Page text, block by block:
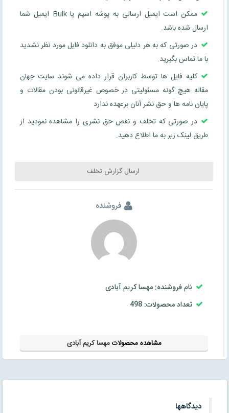
ممکن است ایمیل ارسالی به پوشه اسپم یا Bulk ایمیل شما
ارسال شده باشد.
در صورتی که به هر دلیلی موفق به دانلود فایل مورد نظر نشدید
با ما تماس بگیرید.
کلیه فایل ها توسط کاربران قرار داده می شوند سایت جهان
مقاله هیچ گونه مسئولیتی در خصوص غیرقانونی بودن مقالات و
پایان نامه ها و حق نشر آنان برعهده ندارد
در صورتی که تخلف و نقص حق نشری را مشاهده نمودید از
طریق لینک زیر به ما اطلاع دهید.
ارسال گزارش تخلف
فروشنده
نام فروشنده: مهسا کریم آبادی
تعداد محصولات: 498
مشاهده محصولاتمهسا کریم آبادی
دیدگاهها